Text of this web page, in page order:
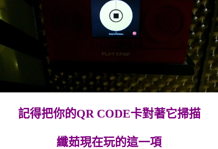
記得把你的QR CODE卡對著它掃描
纖茹現在玩的這一項